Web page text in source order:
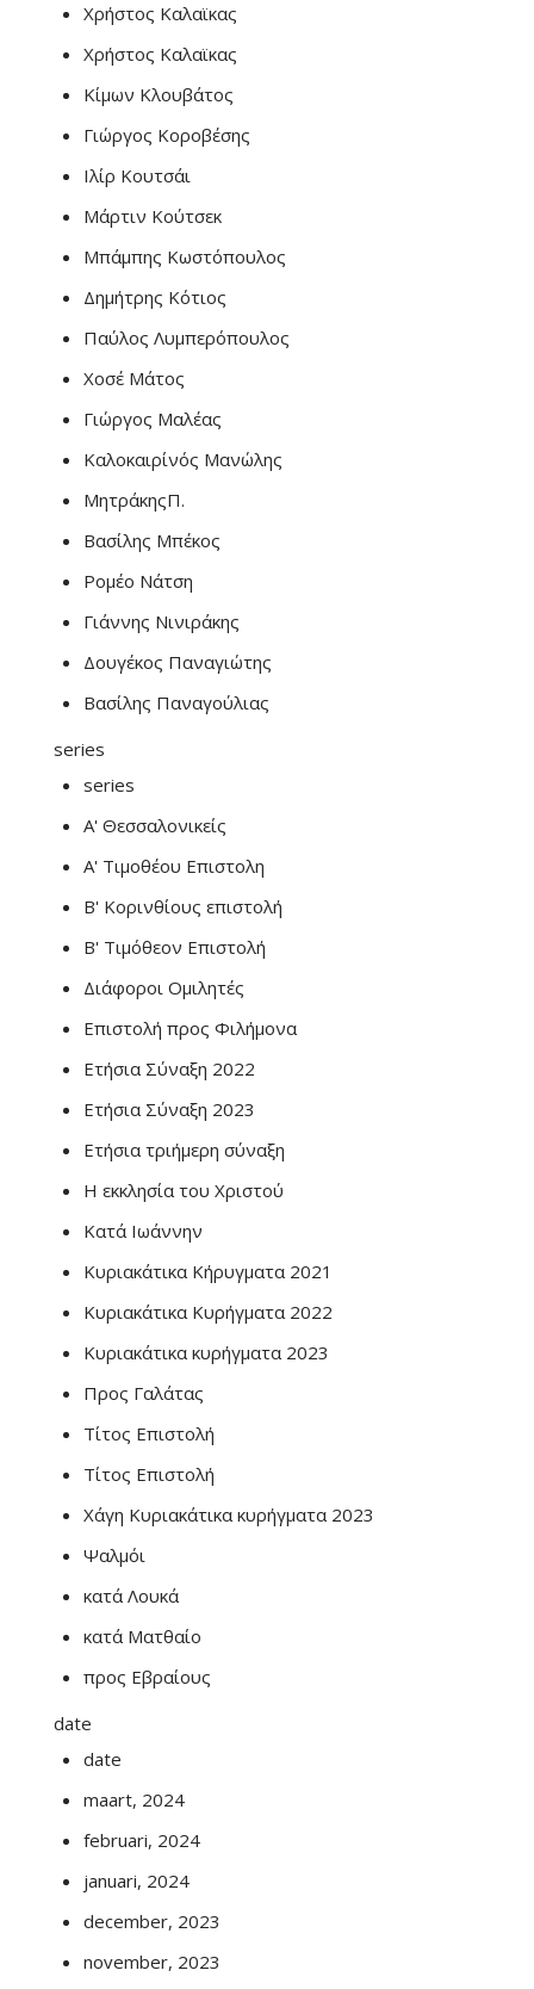
Χρήστος Καλαϊκας
Χρήστος Καλαϊκας
Κίμων Κλουβάτος
Γιώργος Κοροβέσης
Ιλίρ Κουτσάι
Μάρτιν Κούτσεκ
Μπάμπης Κωστόπουλος
Δημήτρης Κότιος
Παύλος Λυμπερόπουλος
Χοσέ Μάτος
Γιώργος Μαλέας
Καλοκαιρίνός Μανώλης
ΜητράκηςΠ.
Βασίλης Μπέκος
Ρομέο Νάτση
Γιάννης Νινιράκης
Δουγέκος Παναγιώτης
Βασίλης Παναγούλιας
series
series
Α' Θεσσαλονικείς
Α' Τιμοθέου Επιστολη
Β' Κορινθίους επιστολή
Β' Τιμόθεον Επιστολή
Διάφοροι Ομιλητές
Επιστολή προς Φιλήμονα
Ετήσια Σύναξη 2022
Ετήσια Σύναξη 2023
Ετήσια τριήμερη σύναξη
Η εκκλησία του Χριστού
Κατά Ιωάννην
Κυριακάτικα Κήρυγματα 2021
Κυριακάτικα Κυρήγματα 2022
Κυριακάτικα κυρήγματα 2023
Προς Γαλάτας
Τίτος Επιστολή
Τίτος Επιστολή
Χάγη Κυριακάτικα κυρήγματα 2023
Ψαλμόι
κατά Λουκά
κατά Ματθαίο
προς Εβραίους
date
date
maart, 2024
februari, 2024
januari, 2024
december, 2023
november, 2023